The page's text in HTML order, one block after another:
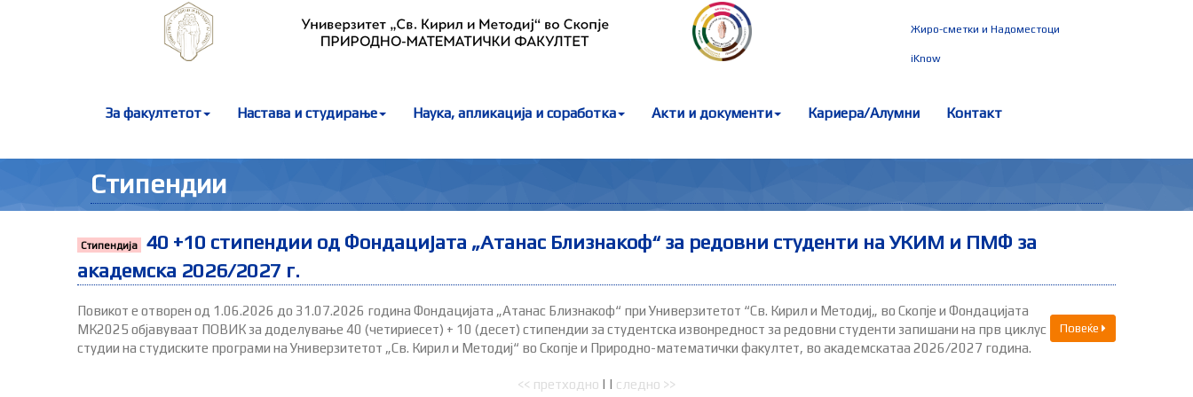
Жиро-сметки и Надоместоци
iKnow
За факултетот Настава и студирање Наука, апликација и соработка Акти и документи Кариера/Алумни Контакт
Стипендии
Стипендија
40 +10 стипендии од Фондацијата „Атанас Близнакоф“ за редовни студенти на УКИМ и ПМФ за
академска 2026/2027 г.
Повеќе
Повикот е отворен од 1.06.2026 до 31.07.2026 година Фондацијата „Атанас Близнакоф“ при Универзитетот “Св. Кирил и Методиј„ во Скопје и Фондацијата
МК2025 објавуваат ПОВИК за доделување 40 (четириесет) + 10 (десет) стипендии за студентска извонредност за редовни студенти запишани на прв циклус
студии на студиските програми на Универзитетот „Св. Кирил и Методиј“ во Скопје и Природно-математички факултет, во академскатаа 2026/2027 година.
<< претходно | | следно >>